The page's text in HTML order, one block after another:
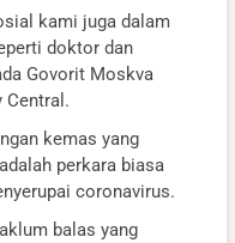
kami juga dalam
doktor dan
Govorit Moskva
Central.
kemas yang
perkara biasa
coronavirus.
balas yang